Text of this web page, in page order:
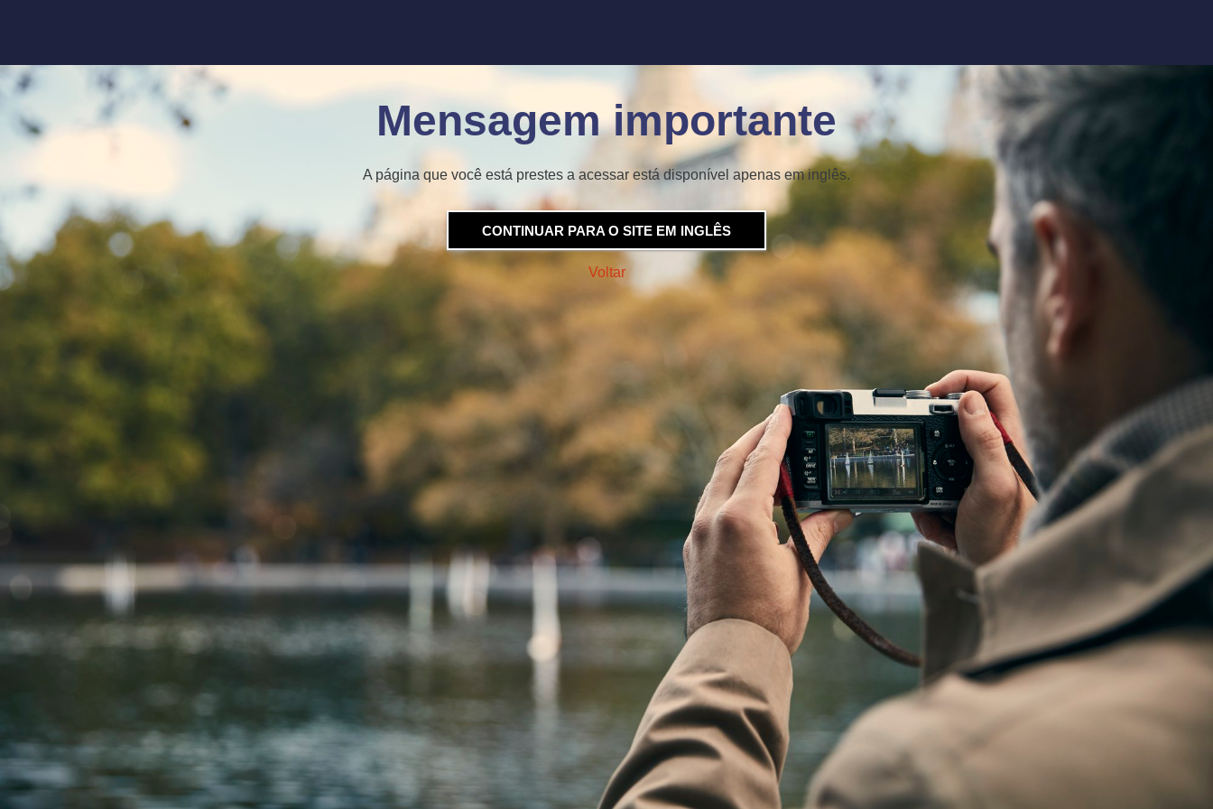
Mensagem importante
A página que você está prestes a acessar está disponível apenas em inglês.
CONTINUAR PARA O SITE EM INGLÊS
Voltar